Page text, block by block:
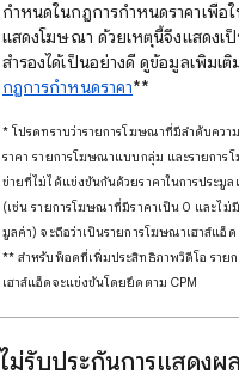
กำหนดในกฎการกำหนดราคาเพื่อ
แสดงโฆษณา ด้วยเหตุนี้จึงแสดงเ
สำรองได้เป็นอย่างดี ดูข้อมูลเพิ่มเ
กฎการกำหนดราคา**
* โปรดทราบว่ารายการโฆษณาที่มีลำดับคว
ราคา รายการโฆษณาแบบกลุ่ม และรายการ
ข่ายที่ไม่ได้แข่งขันกันด้วยราคาในการประมูล
(เช่น รายการโฆษณาที่มีราคาเป็น 0 และไม่
มูลค่า) จะถือว่าเป็นรายการโฆษณาเฮาส์แอ็ด
** สำหรับพ็อดที่เพิ่มประสิทธิภาพวิดีโอ ราย
เฮาส์แอ็ดจะแข่งขันโดยยึดตาม CPM
ม่รับประกันการแสดงผ